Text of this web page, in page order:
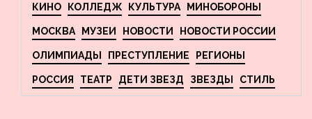
КИНО КОЛЛЕДЖ КУЛЬТУРА МИНОБОРОНЫ
МОСКВА МУЗЕИ НОВОСТИ НОВОСТИ РОССИИ
ОЛИМПИАДЫ ПРЕСТУПЛЕНИЕ РЕГИОНЫ
РОССИЯ ТЕАТР ДЕТИ ЗВЕЗД ЗВЕЗДЫ СТИЛЬ